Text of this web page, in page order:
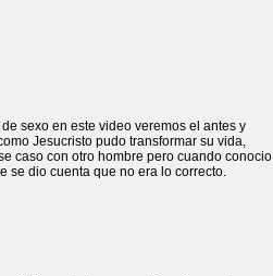
sexo en este video veremos el antes y
Jesucristo pudo transformar su vida,
caso con otro hombre pero cuando conocio
se dio cuenta que no era lo correcto.